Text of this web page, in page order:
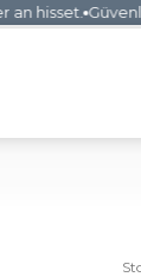
hisset. Güvenli